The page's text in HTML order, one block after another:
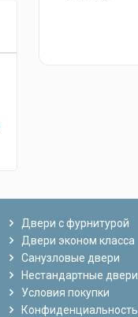
Двери с фурнитурой
Двери эконом класса
Санузловые двери
Нестандартные двери
Условия покупки
Конфиденциальность